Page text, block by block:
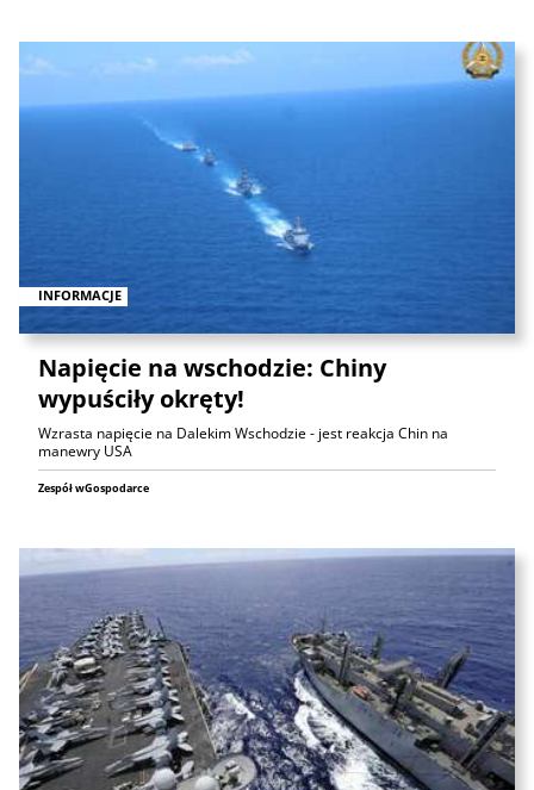
INFORMACJE
Napięcie na wschodzie: Chiny
wypuściły okręty!
Wzrasta napięcie na Dalekim Wschodzie - jest reakcja Chin na
manewry USA
Zespół wGospodarce